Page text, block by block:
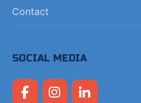
Contact
SOCIAL MEDIA